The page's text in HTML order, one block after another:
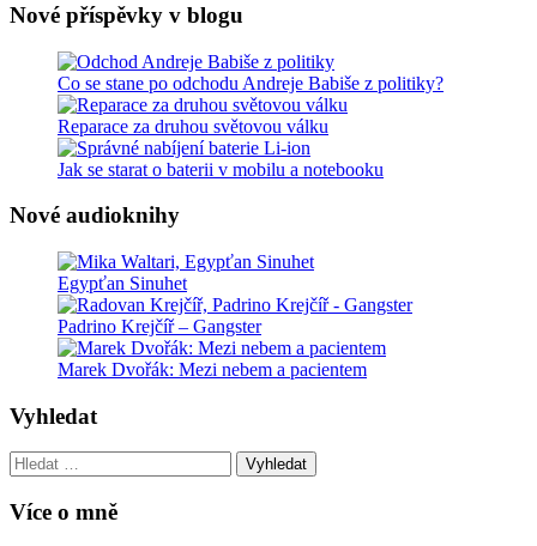
Nové příspěvky v blogu
Co se stane po odchodu Andreje Babiše z politiky?
Reparace za druhou světovou válku
Jak se starat o baterii v mobilu a notebooku
Nové audioknihy
Egypťan Sinuhet
Padrino Krejčíř – Gangster
Marek Dvořák: Mezi nebem a pacientem
Vyhledat
Vyhledat:
Více o mně